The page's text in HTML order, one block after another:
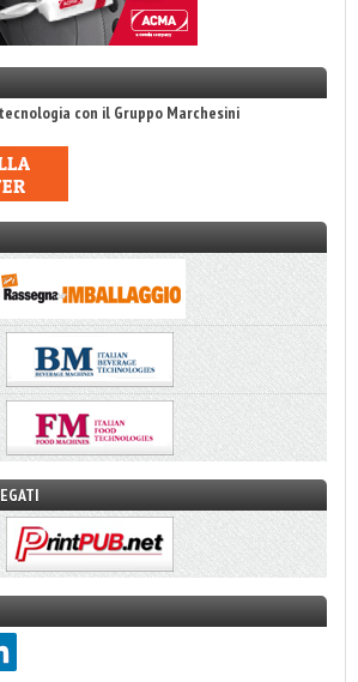
con il Gruppo Marchesini